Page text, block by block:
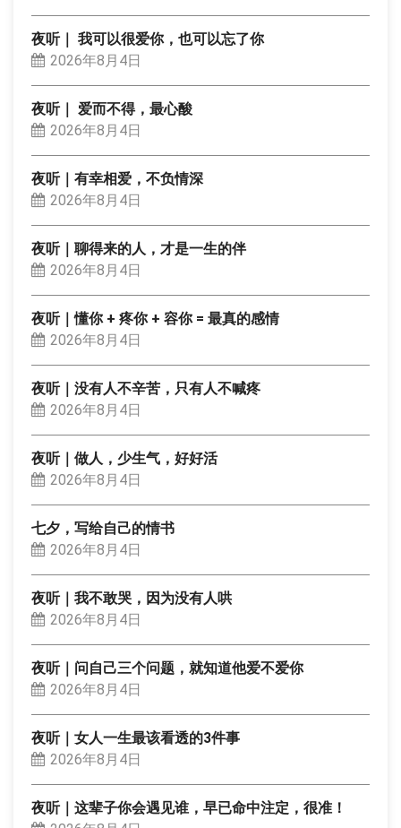
夜听｜ 我可以很爱你，也可以忘了你
2026年8月4日
夜听｜ 爱而不得，最心酸
2026年8月4日
夜听｜有幸相爱，不负情深
2026年8月4日
夜听｜聊得来的人，才是一生的伴
2026年8月4日
夜听｜懂你 + 疼你 + 容你 = 最真的感情
2026年8月4日
夜听｜没有人不辛苦，只有人不喊疼
2026年8月4日
夜听｜做人，少生气，好好活
2026年8月4日
七夕，写给自己的情书
2026年8月4日
夜听｜我不敢哭，因为没有人哄
2026年8月4日
夜听｜问自己三个问题，就知道他爱不爱你
2026年8月4日
夜听｜女人一生最该看透的3件事
2026年8月4日
夜听｜这辈子你会遇见谁，早已命中注定，很准！